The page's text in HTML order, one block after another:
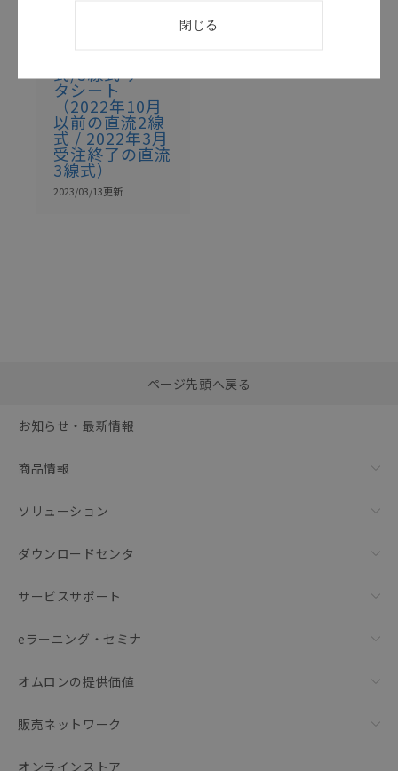
E2E 直流2線
式/3線式 デー
タシート
（2022年10月
以前の直流2線
式 / 2022年3月
受注終了の直流
3線式）
2023/03/13更新
括ダウンロード
ページ先頭へ戻る
お知らせ・最新情報
商品情報
ソリューション
ダウンロードセンタ
サービスサポート
eラーニング・セミナ
オムロンの提供価値
販売ネットワーク
オンラインストア
閉じる